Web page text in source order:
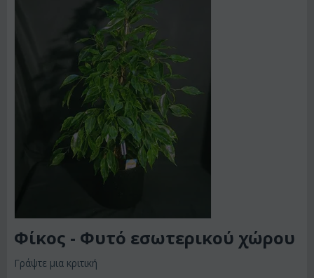
Φίκος - Φυτό εσωτερικού χώρου
Γράψτε μια κριτική